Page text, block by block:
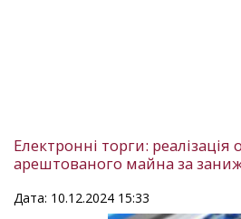
Електронні торги: реалізація
арештованого майна за
Дата: 10.12.2024 15:33